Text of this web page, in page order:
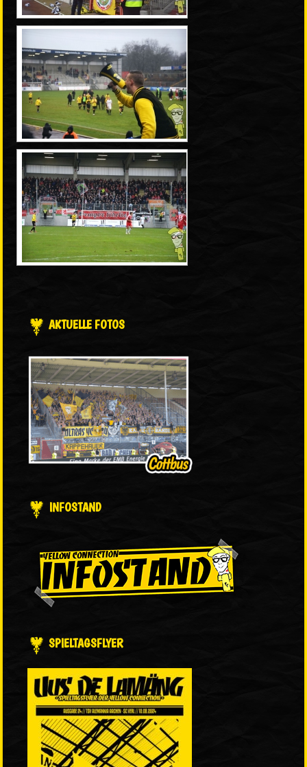
AKTUELLE FOTOS
INFOSTAND
SPIELTAGSFLYER